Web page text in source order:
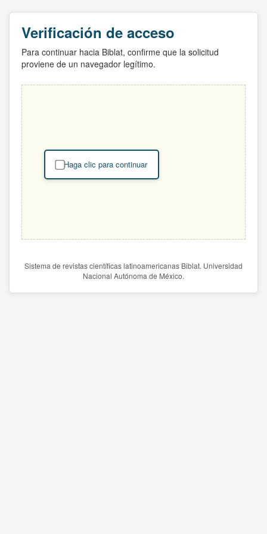
Verificación de acceso
Para continuar hacia Biblat, confirme que la solicitud
proviene de un navegador legítimo.
Haga clic para continuar
Sistema de revistas científicas latinoamericanas Biblat. Universidad
Nacional Autónoma de México.